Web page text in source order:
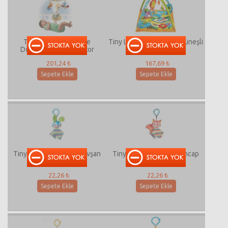
Tiny Love Sihirli Gece
Dönencesi ve Projektor
201,24 ₺
Sepete Ekle
Tiny Love Sunny Day - Güneşli
Gün Oyun Halısı
167,69 ₺
Sepete Ekle
Tiny Love Hışırdayan Tavşan
22,26 ₺
Sepete Ekle
Tiny Love Hışırdayan Sincap
22,26 ₺
Sepete Ekle